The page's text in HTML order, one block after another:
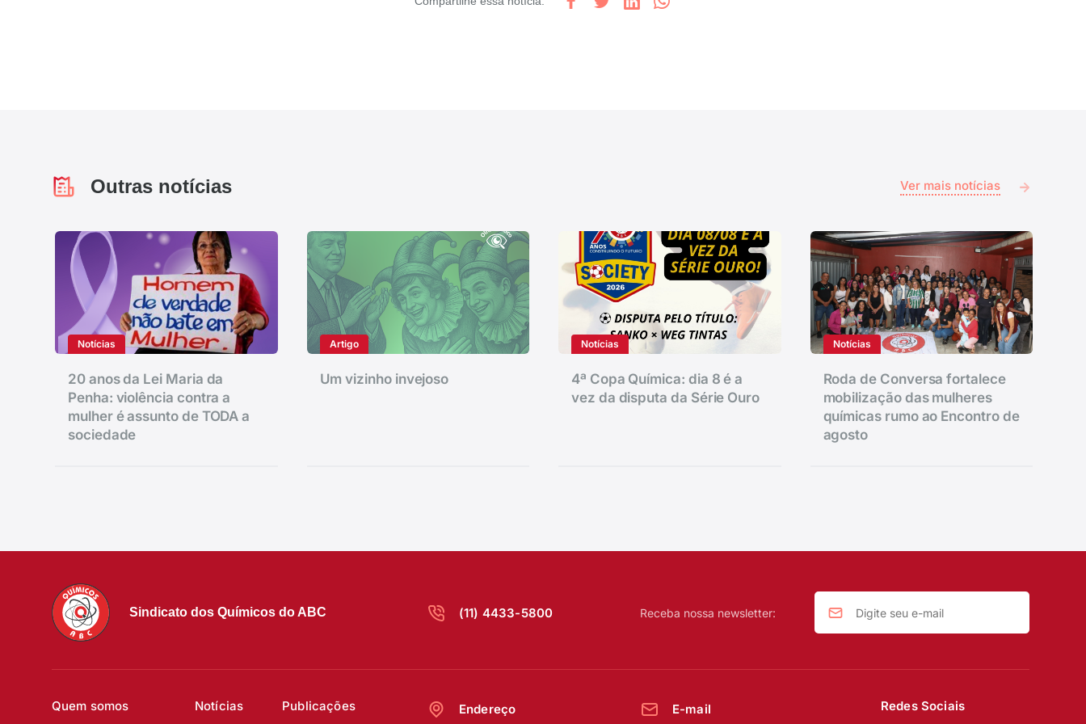
Outras notícias Ver mais notícias
Notícias
20 anos da Lei Maria da
Penha: violência contra a
mulher é assunto de TODA a
sociedade
Artigo
Um vizinho invejoso
Notícias
4ª Copa Química: dia 8 é a
vez da disputa da Série Ouro
Notícias
Roda de Conversa fortalece
mobilização das mulheres
químicas rumo ao Encontro de
agosto
Sindicato dos Químicos do ABC (11) 4433-5800 Receba nossa newsletter:
Quem somos Notícias Publicações Endereço E-mail Redes Sociais